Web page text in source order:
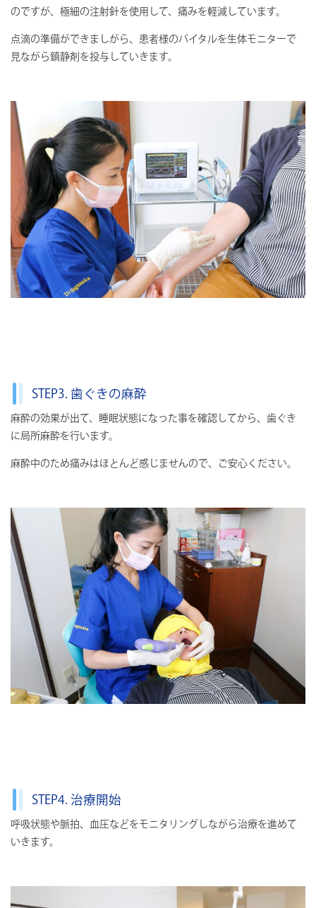
のですが、極細の注射針を使用して、痛みを軽減しています。
点滴の準備ができましがら、患者様のバイタルを生体モニターで
⾒ながら鎮静剤を投与していきます。
STEP3. ⻭ぐきの麻酔
麻酔の効果が出て、睡眠状態になった事を確認してから、⻭ぐき
に局所麻酔を行います。
麻酔中のため痛みはほとんど感じませんので、ご安⼼ください。
STEP4. 治療開始
呼吸状態や脈拍、血圧などをモニタリングしながら治療を進めて
いきます。